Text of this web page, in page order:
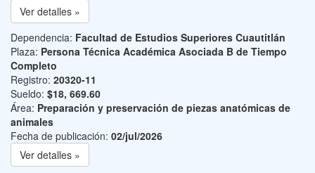
Ver detalles »
Dependencia: Facultad de Estudios Superiores Cuautitlán
Plaza: Persona Técnica Académica Asociada B de Tiempo
Completo
Registro: 20320-11
Sueldo: $18, 669.60
Área: Preparación y preservación de piezas anatómicas de
animales
Fecha de publicación: 02/jul/2026
Ver detalles »